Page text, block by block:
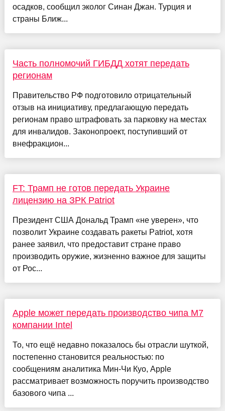
осадков, сообщил эколог Синан Джан. Турция и
страны Ближ...
Часть полномочий ГИБДД хотят передать
регионам
Правительство РФ подготовило отрицательный
отзыв на инициативу, предлагающую передать
регионам право штрафовать за парковку на местах
для инвалидов. Законопроект, поступивший от
внефракцион...
FT: Трамп не готов передать Украине
лицензию на ЗРК Patriot
Президент США Дональд Трамп «не уверен», что
позволит Украине создавать ракеты Patriot, хотя
ранее заявил, что предоставит стране право
производить оружие, жизненно важное для защиты
от Рос...
Apple может передать производство чипа M7
компании Intel
То, что ещё недавно показалось бы отрасли шуткой,
постепенно становится реальностью: по
сообщениям аналитика Мин-Чи Куо, Apple
рассматривает возможность поручить производство
базового чипа ...